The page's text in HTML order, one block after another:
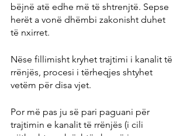
bëjnë atë edhe më të shtrenjtë. Sepse
herët a vonë dhëmbi zakonisht duhet
të nxirret.
Nëse fillimisht kryhet trajtimi i kanalit të
rrënjës, procesi i tërheqjes shtyhet
vetëm për disa vjet.
Por më pas ju së pari paguani për
trajtimin e kanalit të rrënjës (i cili